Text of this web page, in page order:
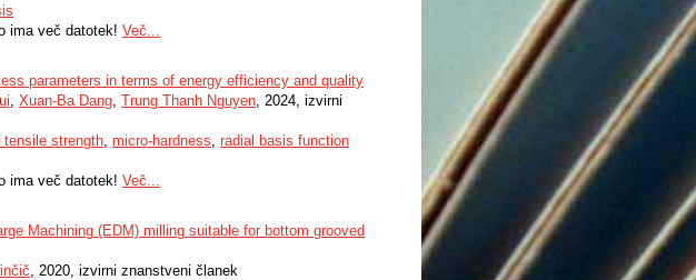
ima več datotek! Več...
parameters in terms of energy efficiency and quality
, Xuan-Ba Dang, Trung Thanh Nguyen, 2024, izvirni
tensile strength, micro-hardness, radial basis function
ima več datotek! Več...
Machining (EDM) milling suitable for bottom grooved
, 2020, izvirni znanstveni članek